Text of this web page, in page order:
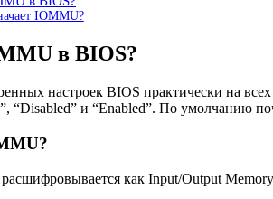
IOMMU?
в BIOS?
настроек BIOS практически на
“Disabled” и “Enabled”. По умолчанию
расшифровывается как Input/Output